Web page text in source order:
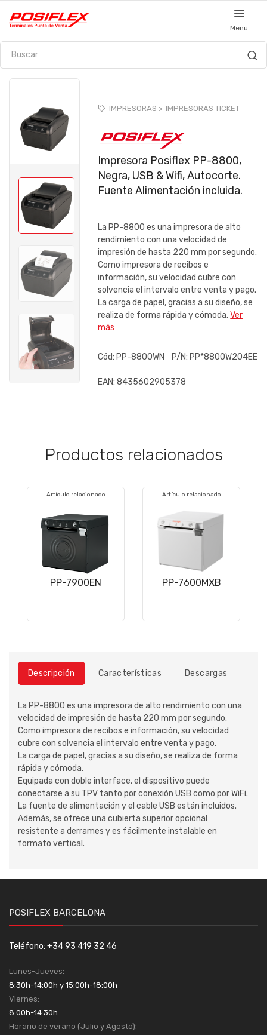
Menu
IMPRESORAS > IMPRESORAS TICKET
Impresora Posiflex PP-8800,
Negra, USB & Wifi, Autocorte.
Fuente Alimentación incluida.
La PP-8800 es una impresora de alto
rendimiento con una velocidad de
impresión de hasta 220 mm por segundo.
Como impresora de recibos e
información, su velocidad cubre con
solvencia el intervalo entre venta y pago.
La carga de papel, gracias a su diseño, se
realiza de forma rápida y cómoda. Ver
más
Cód: PP-8800WN P/N: PP*8800W204EE
EAN: 8435602905378
Productos relacionados
Artículo relacionado
PP-7900EN
Artículo relacionado
PP-7600MXB
Descripción Características Descargas
La PP-8800 es una impresora de alto rendimiento con una
velocidad de impresión de hasta 220 mm por segundo.
Como impresora de recibos e información, su velocidad
cubre con solvencia el intervalo entre venta y pago.
La carga de papel, gracias a su diseño, se realiza de forma
rápida y cómoda.
Equipada con doble interface, el dispositivo puede
conectarse a su TPV tanto por conexión USB como por WiFi.
La fuente de alimentación y el cable USB están incluidos.
Además, se ofrece una cubierta superior opcional
resistente a derrames y es fácilmente instalable en
formato vertical.
POSIFLEX BARCELONA
Teléfono: +34 93 419 32 46
Lunes-Jueves:
8:30h-14:00h y 15:00h-18:00h
Viernes:
8:00h-14:30h
Horario de verano (Julio y Agosto):